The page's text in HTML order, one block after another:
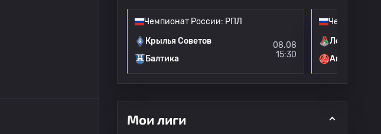
Чемпионат России: РПЛ
Крылья Советов
Балтика
08.08
15:30
Чемпионат
Локомотив
Акрон
Мои лиги